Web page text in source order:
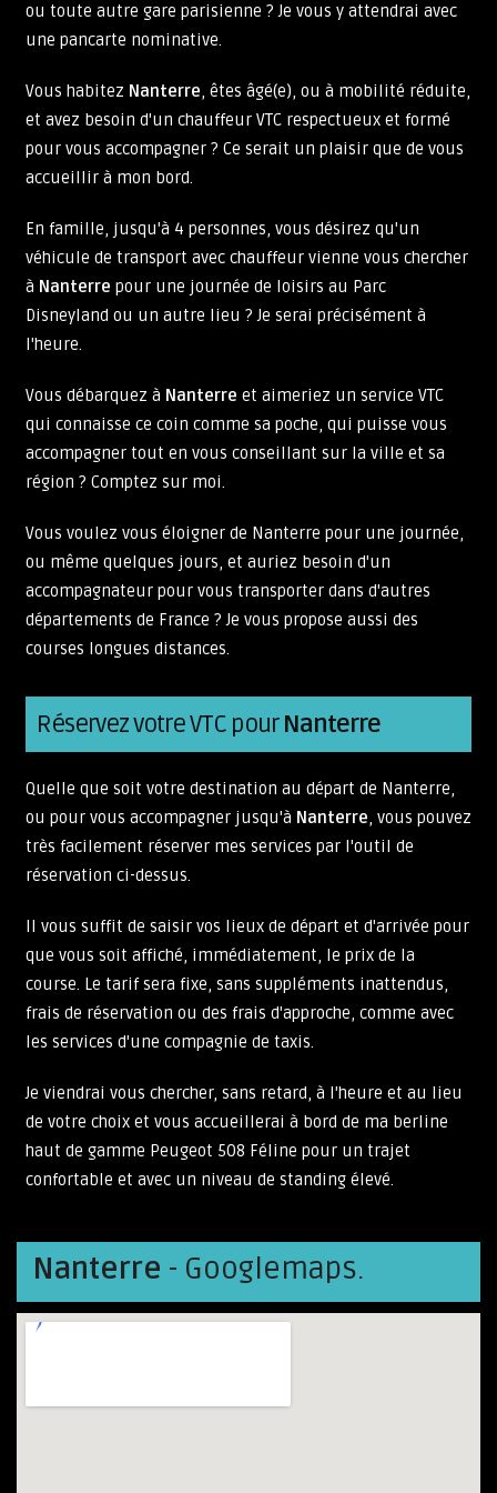
ou toute autre gare parisienne ? Je vous y attendrai avec
une pancarte nominative.
Vous habitez Nanterre, êtes âgé(e), ou à mobilité réduite,
et avez besoin d'un chauffeur VTC respectueux et formé
pour vous accompagner ? Ce serait un plaisir que de vous
accueillir à mon bord.
En famille, jusqu'à 4 personnes, vous désirez qu'un
véhicule de transport avec chauffeur vienne vous chercher
à Nanterre pour une journée de loisirs au Parc
Disneyland ou un autre lieu ? Je serai précisément à
l'heure.
Vous débarquez à Nanterre et aimeriez un service VTC
qui connaisse ce coin comme sa poche, qui puisse vous
accompagner tout en vous conseillant sur la ville et sa
région ? Comptez sur moi.
Vous voulez vous éloigner de Nanterre pour une journée,
ou même quelques jours, et auriez besoin d'un
accompagnateur pour vous transporter dans d'autres
départements de France ? Je vous propose aussi des
courses longues distances.
Réservez votre VTC pourNanterre
Quelle que soit votre destination au départ de Nanterre,
ou pour vous accompagner jusqu'à Nanterre, vous pouvez
très facilement réserver mes services par l'outil de
réservation ci-dessus.
Il vous suffit de saisir vos lieux de départ et d'arrivée pour
que vous soit affiché, immédiatement, le prix de la
course. Le tarif sera fixe, sans suppléments inattendus,
frais de réservation ou des frais d'approche, comme avec
les services d'une compagnie de taxis.
Je viendrai vous chercher, sans retard, à l'heure et au lieu
de votre choix et vous accueillerai à bord de ma berline
haut de gamme Peugeot 508 Féline pour un trajet
confortable et avec un niveau de standing élevé.
Nanterre - Googlemaps.